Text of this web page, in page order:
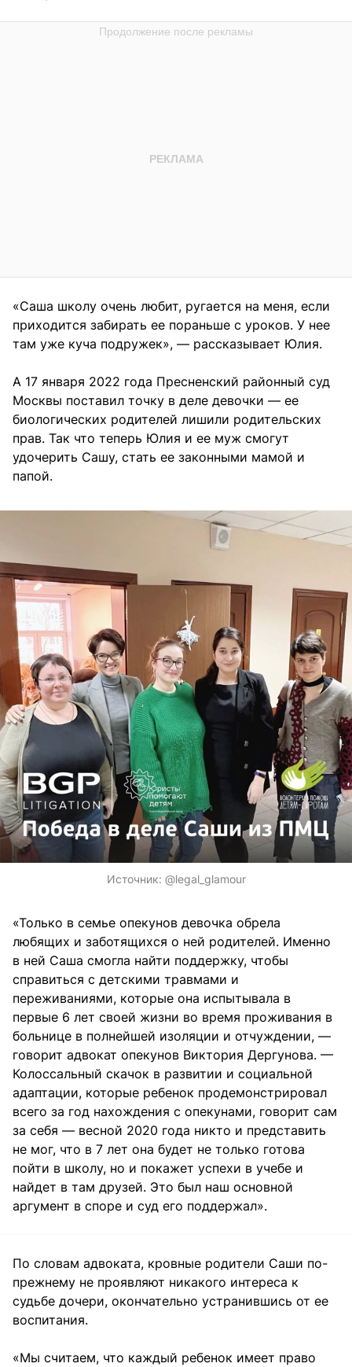
«Саша школу очень любит, ругается на меня, если
приходится забирать ее пораньше с уроков. У нее
там уже куча подружек», — рассказывает Юлия.
А 17 января 2022 года Пресненский районный суд
Москвы поставил точку в деле девочки — ее
биологических родителей лишили родительских
прав. Так что теперь Юлия и ее муж смогут
удочерить Сашу, стать ее законными мамой и
папой.
Источник: @legal_glamour
«Только в семье опекунов девочка обрела
любящих и заботящихся о ней родителей. Именно
в ней Саша смогла найти поддержку, чтобы
справиться с детскими травмами и
переживаниями, которые она испытывала в
первые 6 лет своей жизни во время проживания в
больнице в полнейшей изоляции и отчуждении, —
говорит адвокат опекунов Виктория Дергунова. —
Колоссальный скачок в развитии и социальной
адаптации, которые ребенок продемонстрировал
всего за год нахождения с опекунами, говорит сам
за себя — весной 2020 года никто и представить
не мог, что в 7 лет она будет не только готова
пойти в школу, но и покажет успехи в учебе и
найдет в там друзей. Это был наш основной
аргумент в споре и суд его поддержал».
По словам адвоката, кровные родители Саши по-
прежнему не проявляют никакого интереса к
судьбе дочери, окончательно устранившись от ее
воспитания.
«Мы считаем, что каждый ребенок имеет право